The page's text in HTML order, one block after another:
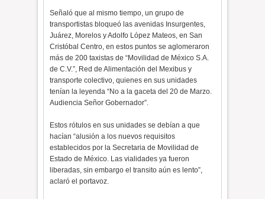
Señaló que al mismo tiempo, un grupo de
transportistas bloqueó las avenidas Insurgentes,
Juárez, Morelos y Adolfo López Mateos, en San
Cristóbal Centro, en estos puntos se aglomeraron
más de 200 taxistas de “Movilidad de México S.A.
de C.V.”, Red de Alimentación del Mexibus y
transporte colectivo, quienes en sus unidades
tenían la leyenda “No a la gaceta del 20 de Marzo.
Audiencia Señor Gobernador”.
Estos rótulos en sus unidades se debían a que
hacían “alusión a los nuevos requisitos
establecidos por la Secretaria de Movilidad de
Estado de México. Las vialidades ya fueron
liberadas, sin embargo el transito aún es lento”,
aclaró el portavoz.